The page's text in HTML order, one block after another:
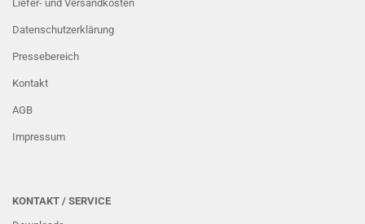
Liefer- und Versandkosten
Datenschutzerklärung
Pressebereich
Kontakt
AGB
Impressum
KONTAKT / SERVICE